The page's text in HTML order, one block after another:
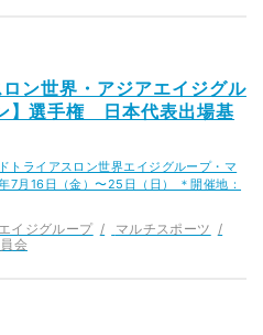
ン世界・アジアエイジグル
】選手権 日本代表出場基
トライアスロン世界エイジグループ・マ
7月16日（金）〜25日（日） ＊開催地：
エイジグループ
マルチスポーツ
会